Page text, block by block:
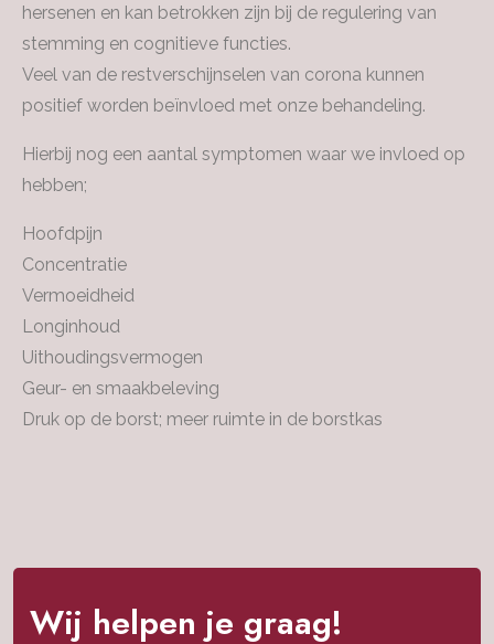
hersenen en kan betrokken zijn bij de regulering van
stemming en cognitieve functies.
Veel van de restverschijnselen van corona kunnen
positief worden beïnvloed met onze behandeling.
Hierbij nog een aantal symptomen waar we invloed op
hebben;
Hoofdpijn
Concentratie
Vermoeidheid
Longinhoud
Uithoudingsvermogen
Geur- en smaakbeleving
Druk op de borst; meer ruimte in de borstkas
Wij helpen je graag!